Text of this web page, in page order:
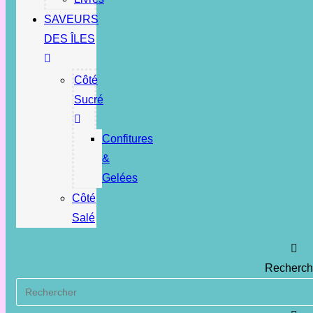
SAVEURS
DES ÎLES
Côté
Sucré
Confitures
&
Gelées
Côté
Salé